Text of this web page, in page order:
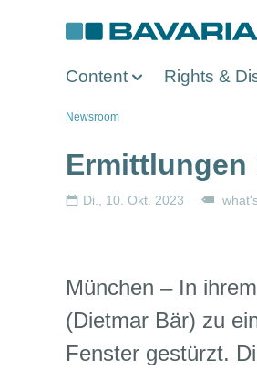
Content Rights &
Pfadnavigation
Newsroom
Ermittlungen
Di., 10. Okt. 2023
München – In
(Dietmar Bär) zu
Fenster gestürzt.